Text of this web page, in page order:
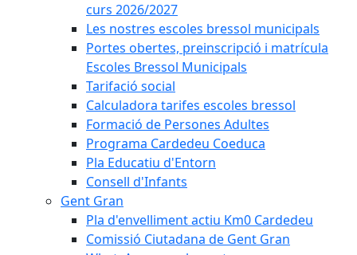
curs 2026/2027
Les nostres escoles bressol municipals
Portes obertes, preinscripció i matrícula
Escoles Bressol Municipals
Tarifació social
Calculadora tarifes escoles bressol
Formació de Persones Adultes
Programa Cardedeu Coeduca
Pla Educatiu d'Entorn
Consell d'Infants
Gent Gran
Pla d'envelliment actiu Km0 Cardedeu
Comissió Ciutadana de Gent Gran